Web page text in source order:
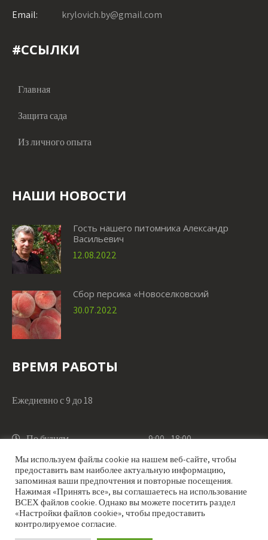
Email:
krylovich.by@gmail.com
#ССЫЛКИ
Главная
Защита сада
Из личного опыта
НАШИ НОВОСТИ
Гость нашего питомника Александр
Васильевич
12.08.2022
Сбор персика «Новоселковский
30.07.2022
ВРЕМЯ РАБОТЫ
Ежедневно с 9 до 18
По будням 9:00 - 18:00
По выходным 9:00 - 18:00
Мы используем файлы cookie на нашем веб-сайте, чтобы
предоставить вам наиболее актуальную информацию,
запоминая ваши предпочтения и повторные посещения.
Нажимая «Принять все», вы соглашаетесь на использование
ВСЕХ файлов cookie. Однако вы можете посетить раздел
«Настройки файлов cookie», чтобы предоставить
контролируемое согласие.